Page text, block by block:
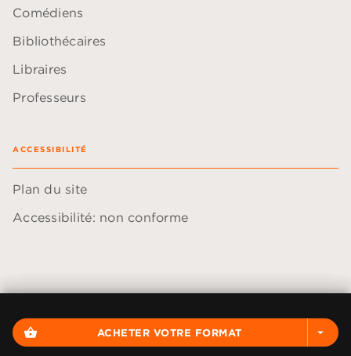
shopping_basket ACHETER VOTRE FORMAT arrow_drop_down
Comédiens
Bibliothécaires
Libraires
Professeurs
ACCESSIBILITÉ
Plan du site
Accessibilité: non conforme
Données personnelles
Paramétrer vos cookies
Mentions légales